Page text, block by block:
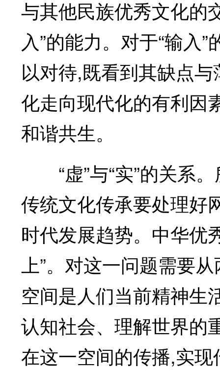
与其他民族优秀文化的
入”的能力。对于“输入
以对待,既看到其缺点
化走向现代化的有利因
和谐共生。
“虚”与“实”的关系。
传统文化传承要处理好
时代发展趋势。中华优
上”。对这一问题需要
空间是人们当前精神生
认知社会、理解世界的
在这一空间的传播,实